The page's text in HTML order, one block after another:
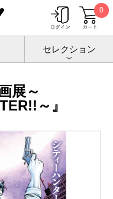
0
セレクション
イベント
HUNTER!!～』
展～
～』